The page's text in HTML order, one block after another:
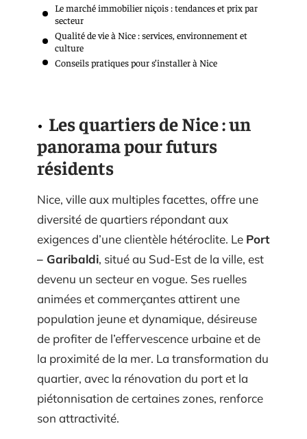
Le marché immobilier niçois : tendances et prix par
secteur
Qualité de vie à Nice : services, environnement et
culture
Conseils pratiques pour s’installer à Nice
Les quartiers de Nice : un
panorama pour futurs
résidents
Nice, ville aux multiples facettes, offre une
diversité de quartiers répondant aux
exigences d’une clientèle hétéroclite. Le Port
– Garibaldi, situé au Sud-Est de la ville, est
devenu un secteur en vogue. Ses ruelles
animées et commerçantes attirent une
population jeune et dynamique, désireuse
de profiter de l’effervescence urbaine et de
la proximité de la mer. La transformation du
quartier, avec la rénovation du port et la
piétonnisation de certaines zones, renforce
son attractivité.